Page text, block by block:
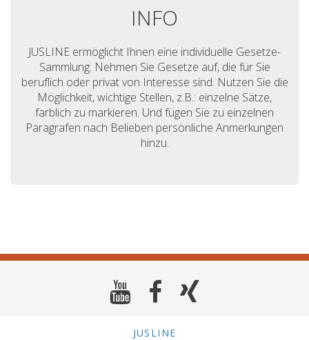
INFO
JUSLINE ermöglicht Ihnen eine individuelle Gesetze-
Sammlung: Nehmen Sie Gesetze auf, die für Sie
beruflich oder privat von Interesse sind. Nutzen Sie die
Möglichkeit, wichtige Stellen, z.B.: einzelne Sätze,
farblich zu markieren. Und fügen Sie zu einzelnen
Paragrafen nach Belieben persönliche Anmerkungen
hinzu.
JUSLINE